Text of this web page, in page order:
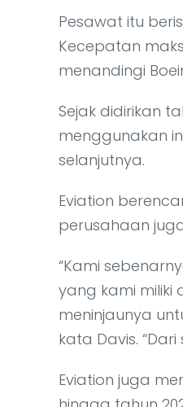
Pesawat itu
Kecepatan
menandingi
Sejak didirikan
menggunakan
selanjutnya.
Eviation
perusahaan
“Kami
yang kami
meninjaunya
kata Davis.
Eviation juga